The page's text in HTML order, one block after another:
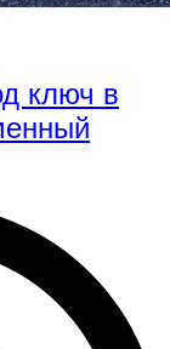
ключ в